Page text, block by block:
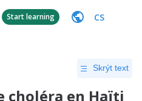
Start learning CS
Skrýt text
choléra en Haïti